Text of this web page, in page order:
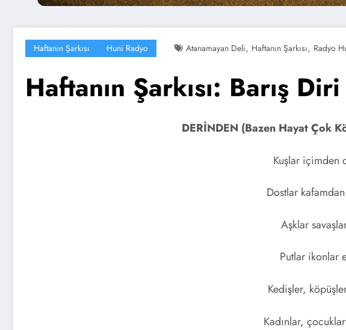
Haftanın Şarkısı Huni Radyo Atanamayan Deli, Haftanın Şarkısı, Radyo
Haftanın Şarkısı: Barış
DERİNDEN (Bazen Hayat Çok
Kuşlar içimden
Dostlar
Aşklar
Putlar ikonlar
Kedişler,
Kadınlar,